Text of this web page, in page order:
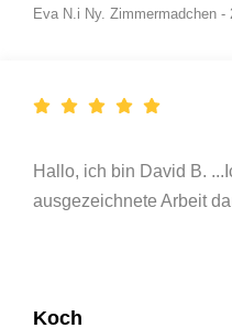
Eva N.i Ny. Zimmermadchen -
Hallo, ich bin David B.
ausgezeichnete Arbeit
Koch